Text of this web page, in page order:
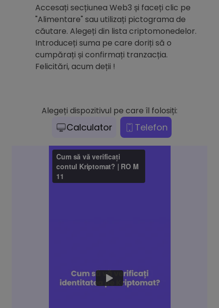
Accesați secțiunea Web3 și faceți clic pe
"Alimentare" sau utilizați pictograma de
căutare. Alegeți din lista criptomonedelor.
Introduceți suma pe care doriți să o
cumpărați și confirmați tranzacția.
Felicitări, acum deții !
Alegeți dispozitivul pe care îl folosiți:
Calculator Telefon